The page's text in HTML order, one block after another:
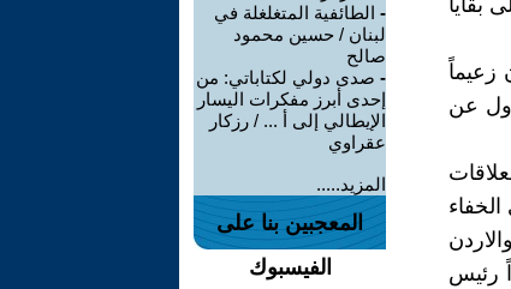
بقايا
زعيماً
عن
رئيس
- الطائفية المتغلغلة في
لبنان / حسين محمود
صالح
- صدى دولي لكتاباتي: من
إحدى أبرز مفكرات اليسار
الإيطالي إلى أ ... / رزكار
عقراوي
المزيد.....
المعجبين بنا على
الفيسبوك